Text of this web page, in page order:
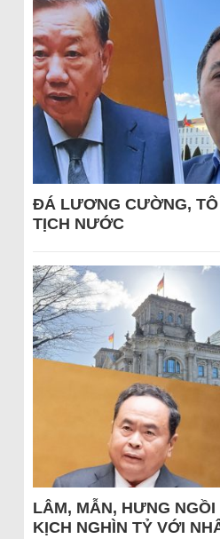
ĐÁ LƯƠNG CƯỜNG,
TỊCH NƯỚC
LÂM, MẪN, HƯNG
KỊCH NGHÌN TỶ VỚI